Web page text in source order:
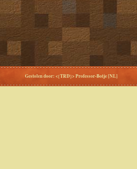
Gestolen door: <{TRD}> Professor-Botje [NL]